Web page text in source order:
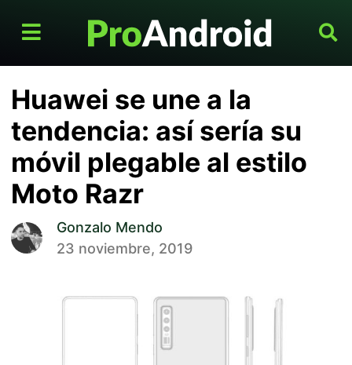
Huawei se une a la
tendencia: así sería su
móvil plegable al estilo
Moto Razr
Gonzalo Mendo
23 noviembre, 2019